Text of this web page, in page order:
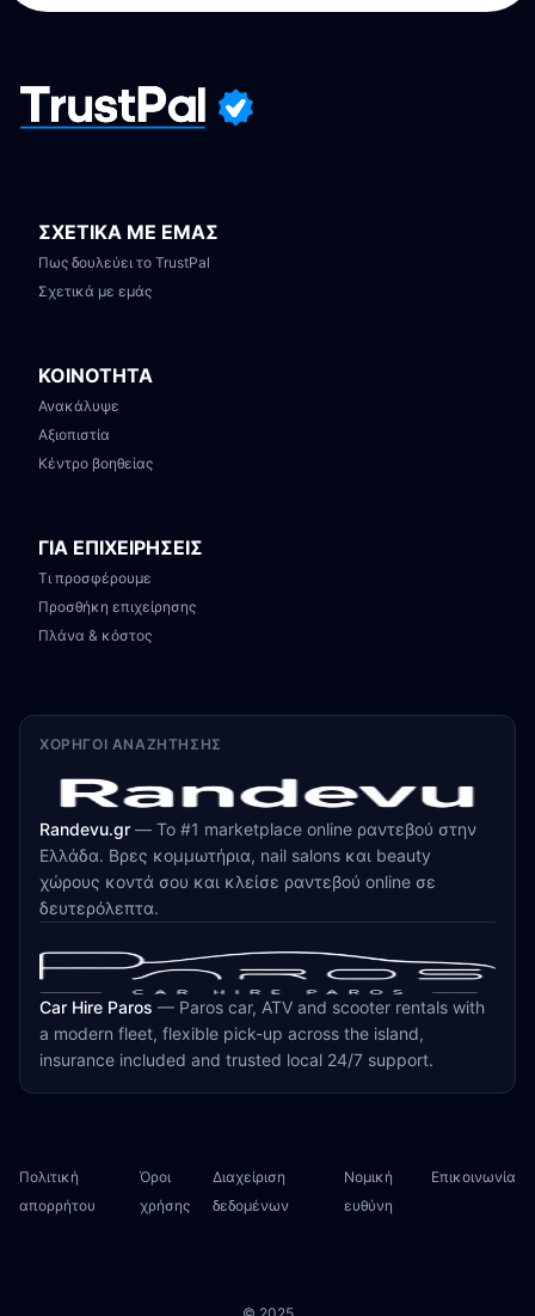
ΣΧΕΤΙΚΑ ΜΕ ΕΜΑΣ
Πως δουλεύει το TrustPal
Σχετικά με εμάς
ΚΟΙΝΟΤΗΤΑ
Ανακάλυψε
Αξιοπιστία
Κέντρο βοηθείας
ΓΙΑ ΕΠΙΧΕΙΡΗΣΕΙΣ
Τι προσφέρουμε
Προσθήκη επιχείρησης
Πλάνα & κόστος
ΧΟΡΗΓΟΊ ΑΝΑΖΉΤΗΣΗΣ
Randevu.gr — Το #1 marketplace online ραντεβού στην
Ελλάδα. Βρες κομμωτήρια, nail salons και beauty
χώρους κοντά σου και κλείσε ραντεβού online σε
δευτερόλεπτα.
Car Hire Paros — Paros car, ATV and scooter rentals with
a modern fleet, flexible pick-up across the island,
insurance included and trusted local 24/7 support.
Πολιτική
απορρήτου
Όροι
χρήσης
Διαχείριση
δεδομένων
Νομική
ευθύνη
Επικοινωνία